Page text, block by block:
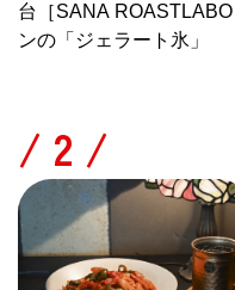
台［SANA
ンの「ジェラート氷」
/